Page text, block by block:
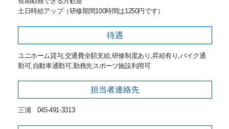
土日時給アップ（研修期間100時間は1250円です）
待遇
ユニホーム貸与,交通費全額支給,研修制度あり,昇給有り,バイク通
勤可,自動車通勤可,勤務先スポーツ施設利用可
担当者連絡先
三浦 045-491-3313